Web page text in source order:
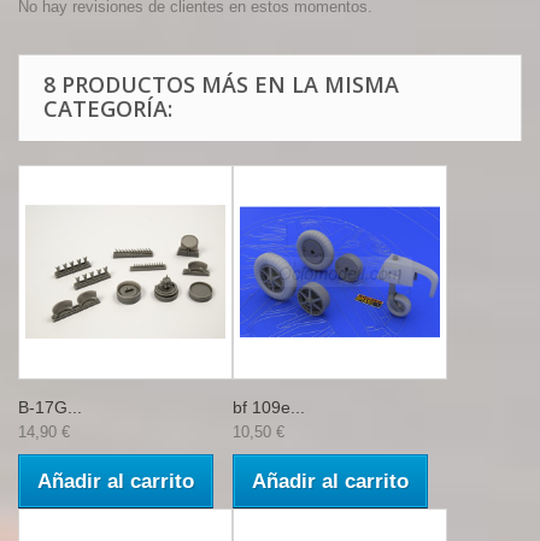
No hay revisiones de clientes en estos momentos.
8 PRODUCTOS MÁS EN LA MISMA
CATEGORÍA:
B-17G...
14,90 €
Añadir al carrito
bf 109e...
10,50 €
Añadir al carrito